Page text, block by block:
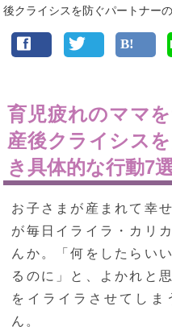
後クライシスを防ぐパートナー
育児疲れのママ
産後クライシス
き具体的な行動7
お子さまが産まれて幸
が毎日イライラ・カリ
んか。「何をしたらい
るのに」と、よかれと
をイライラさせてしま
ん。